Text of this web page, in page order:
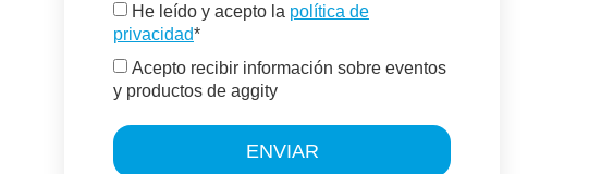
He leído y acepto la política de
privacidad*
Acepto recibir información sobre eventos
y productos de aggity
ENVIAR